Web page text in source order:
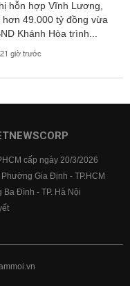
hỗn hợp Vĩnh Lương,
hơn 49.000 tỷ đồng vừa
Khánh Hòa trình...
21 giờ trước
cấp ngày 20/3/2026
Gia Định - TP.HCM
Ba Đình - TP. Hà Nội